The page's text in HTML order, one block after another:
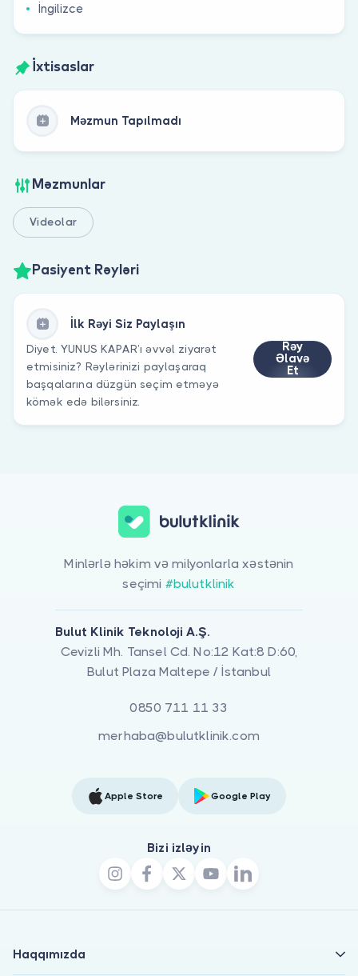
İngilizce
İxtisaslar
Məzmun Tapılmadı
Məzmunlar
Videolar
Pasiyent Rəyləri
İlk Rəyi Siz Paylaşın
Diyet. YUNUS KAPAR’ı əvvəl ziyarət
etmisiniz? Rəylərinizi paylaşaraq
başqalarına düzgün seçim etməyə
kömək edə bilərsiniz.
Rəy
Əlavə
Et
Minlərlə həkim və milyonlarla xəstənin
seçimi #bulutklinik
Bulut Klinik Teknoloji A.Ş.
Cevizli Mh. Tansel Cd. No:12 Kat:8 D:60,
Bulut Plaza Maltepe / İstanbul
0850 711 11 33
merhaba@bulutklinik.com
Apple Store Google Play
Bizi izləyin
Haqqımızda